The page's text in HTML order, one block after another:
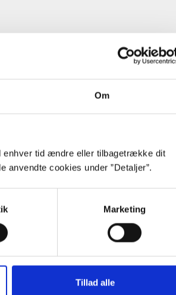
Om
enhver tid ændre eller tilbagetrække dit
cookies under ”Detaljer”.
Marketing
Tillad alle
statistik- og marketing-cookies.
samtykke